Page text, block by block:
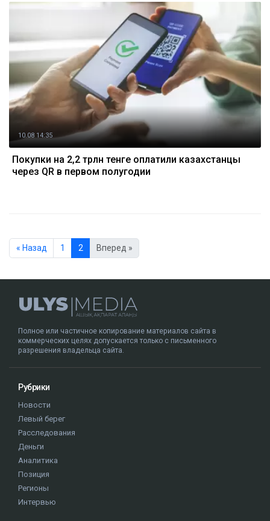
10.08 14:35
Покупки на 2,2 трлн тенге оплатили казахстанцы
через QR в первом полугодии
« Назад 1 2 Вперед »
Полное или частичное копирование материалов сайта в
коммерческих целях допускается только с письменного
разрешения владельца сайта.
Рубрики
Новости
Левый берег
Расследования
Деньги
Аналитика
Позиция
Регионы
Интервью